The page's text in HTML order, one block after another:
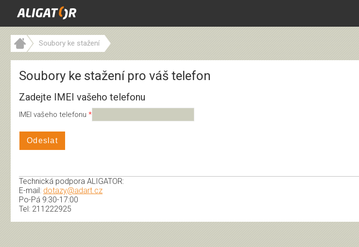
Soubory ke stažení
Soubory ke stažení pro váš telefon
Zadejte IMEI vašeho telefonu
IMEI vašeho telefonu
Odeslat
Technická podpora ALIGATOR:
E-mail: dotazy@adart.cz
Po-Pá 9:30-17:00
Tel: 211222925